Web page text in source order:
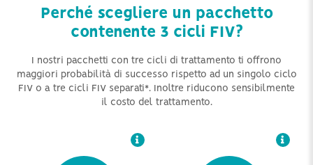
Perché scegliere un pacchetto
contenente 3 cicli FIV?
I nostri pacchetti con tre cicli di trattamento ti offrono
maggiori probabilità di successo rispetto ad un singolo ciclo
FIV o a tre cicli FIV separati*. Inoltre riducono sensibilmente
il costo del trattamento.